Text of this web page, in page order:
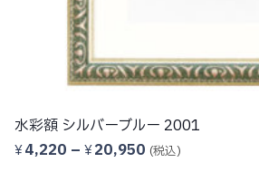
アンティーク調 水彩額縁 シルバー 427
¥4,450 –¥52,220 価
(税込)